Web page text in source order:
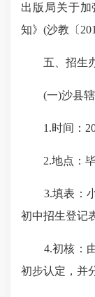
出版局关于
知》(沙教〔
五、招生
(一)沙县辖
1.时间：
2.地点：毕
3.填表：小
初中招生登记
4.初核：由
初步认定，并